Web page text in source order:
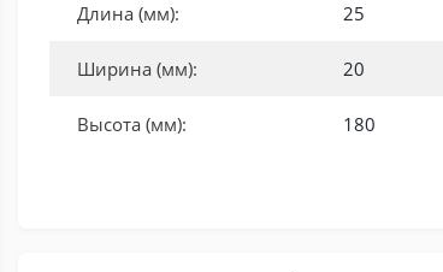
Длина (мм): 25
Ширина (мм): 20
Высота (мм): 180